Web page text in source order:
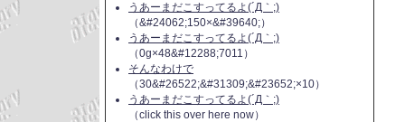
うあーまだこすってるよ(´Д｀;)
（&#24062;150×&#39640;）
うあーまだこすってるよ(´Д｀;)
（0g×48&#12288;7011）
そんなわけで
（30&#26522;&#31309;&#23652;×10）
うあーまだこすってるよ(´Д｀;)
（click this over here now）